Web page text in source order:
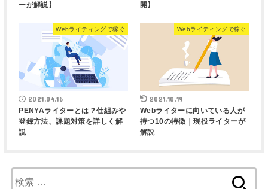
ーが解説】
開】
Webライティングで稼ぐ
2021.04.16
PENYAライターとは？仕組みや
登録方法、課題対策を詳しく解
説
Webライティングで稼ぐ
2021.10.19
Webライターに向いている人が
持つ10の特徴｜現役ライターが
解説